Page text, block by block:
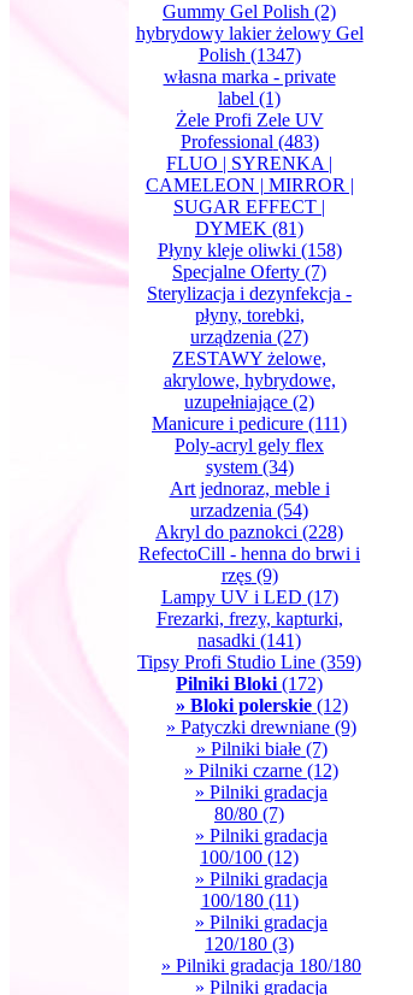
Gummy Gel Polish (2)
hybrydowy lakier żelowy Gel
Polish (1347)
własna marka - private
label (1)
Żele Profi Zele UV
Professional (483)
FLUO | SYRENKA |
CAMELEON | MIRROR |
SUGAR EFFECT |
DYMEK (81)
Płyny kleje oliwki (158)
Specjalne Oferty (7)
Sterylizacja i dezynfekcja -
płyny, torebki,
urządzenia (27)
ZESTAWY żelowe,
akrylowe, hybrydowe,
uzupełniające (2)
Manicure i pedicure (111)
Poly-acryl gely flex
system(34)
Art jednoraz, meble i
urzadzenia (54)
Akryl do paznokci (228)
RefectoCill - henna do brwi i
rzęs(9)
Lampy UV i LED (17)
Frezarki, frezy, kapturki,
nasadki (141)
Tipsy Profi Studio Line (359)
Pilniki Bloki (172)
» Bloki polerskie(12)
» Patyczki drewniane (9)
» Pilniki białe(7)
» Pilniki czarne (12)
» Pilniki gradacja
80/80 (7)
» Pilniki gradacja
100/100 (12)
» Pilniki gradacja
100/180(11)
» Pilniki gradacja
120/180 (3)
» Pilniki gradacja 180/180
» Pilniki gradacja